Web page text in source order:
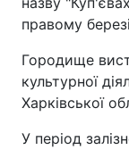
правому
Городище
культурної
Харківської
У період